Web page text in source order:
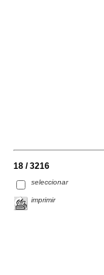
18 / 3216
seleccionar
imprimir